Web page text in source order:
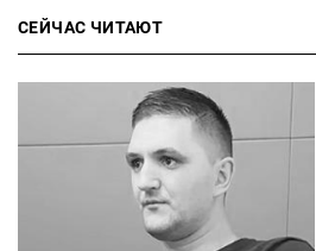
СЕЙЧАС ЧИТАЮТ